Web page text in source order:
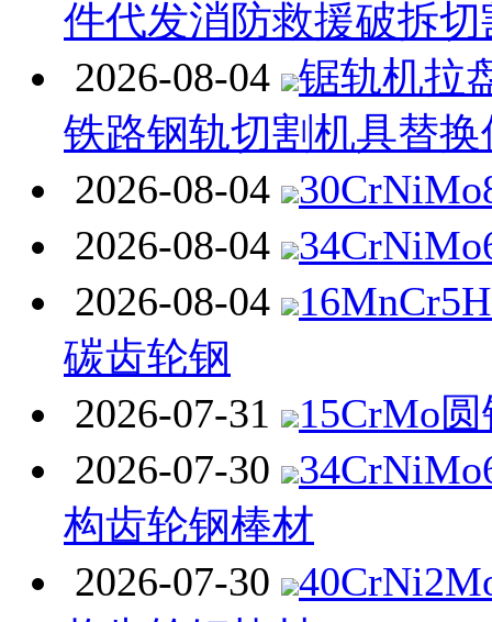
件代发消防救援破拆
2026-08-04
锯轨机拉
铁路钢轨切割机具替换
2026-08-04
2026-08-04
2026-08-04
碳齿轮钢
2026-07-31
15CrMo
2026-07-30
构齿轮钢棒材
2026-07-30